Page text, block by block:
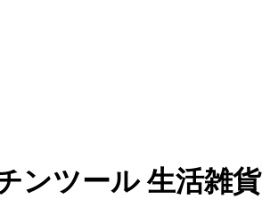
ンツール 生活雑貨